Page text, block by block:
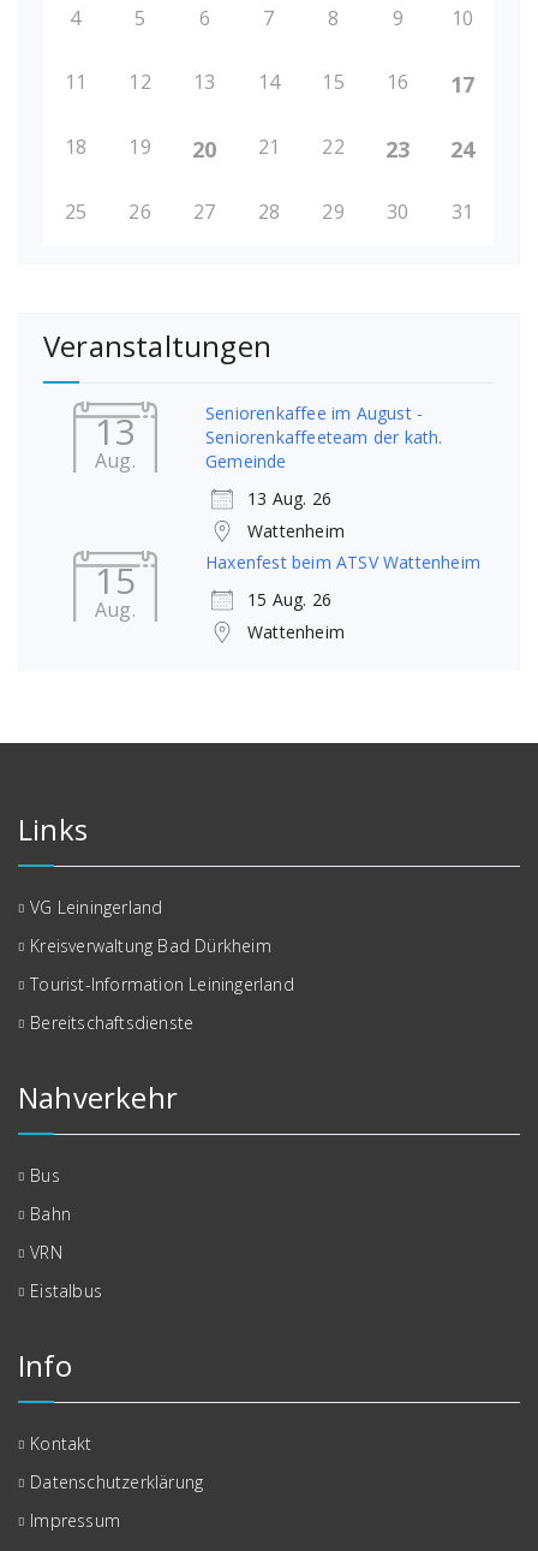
4 5 6 7 8 9 10
11 12 13 14 15 16 17
18 19 20 21 22 23 24
25 26 27 28 29 30 31
Veranstaltungen
13
Aug.
Seniorenkaffee im August -
Seniorenkaffeeteam der kath.
Gemeinde
13 Aug. 26
Wattenheim
15
Aug.
Haxenfest beim ATSV Wattenheim
15 Aug. 26
Wattenheim
Links
VG Leiningerland
Kreisverwaltung Bad Dürkheim
Tourist-Information Leiningerland
Bereitschaftsdienste
Nahverkehr
Bus
Bahn
VRN
Eistalbus
Info
Kontakt
Datenschutzerklärung
Impressum